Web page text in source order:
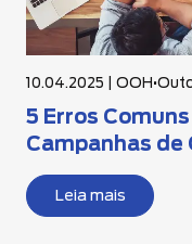
10.04.2025 | OOH•
5 Erros
Campanhas de
Leia mais